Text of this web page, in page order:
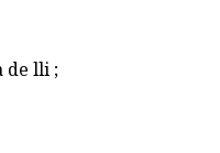
de lli ;